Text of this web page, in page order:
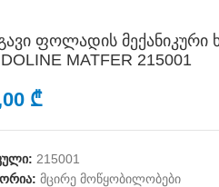
ფოლადის
MATFER 215001
₾
215001
მცირე მოწყობილობები